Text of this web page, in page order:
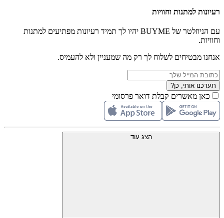
רעיונות למתנות וחוויות
עם הניוזלטר של BUYME יהיו לך תמיד רעיונות מפתיעים למתנות
וחוויות.
אנחנו מבטיחים לשלוח לך רק מה שמעניין ולא להעמיס.
תעדכנו אותי, כן?
כאן מאשרים קבלת דואר פרסומי
הצג עוד